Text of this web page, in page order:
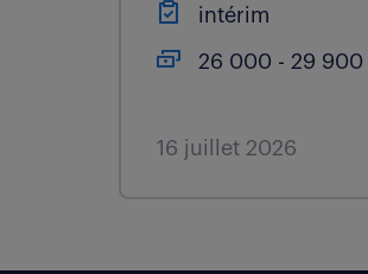
intérim
26 000 - 29 900
16 juillet 2026